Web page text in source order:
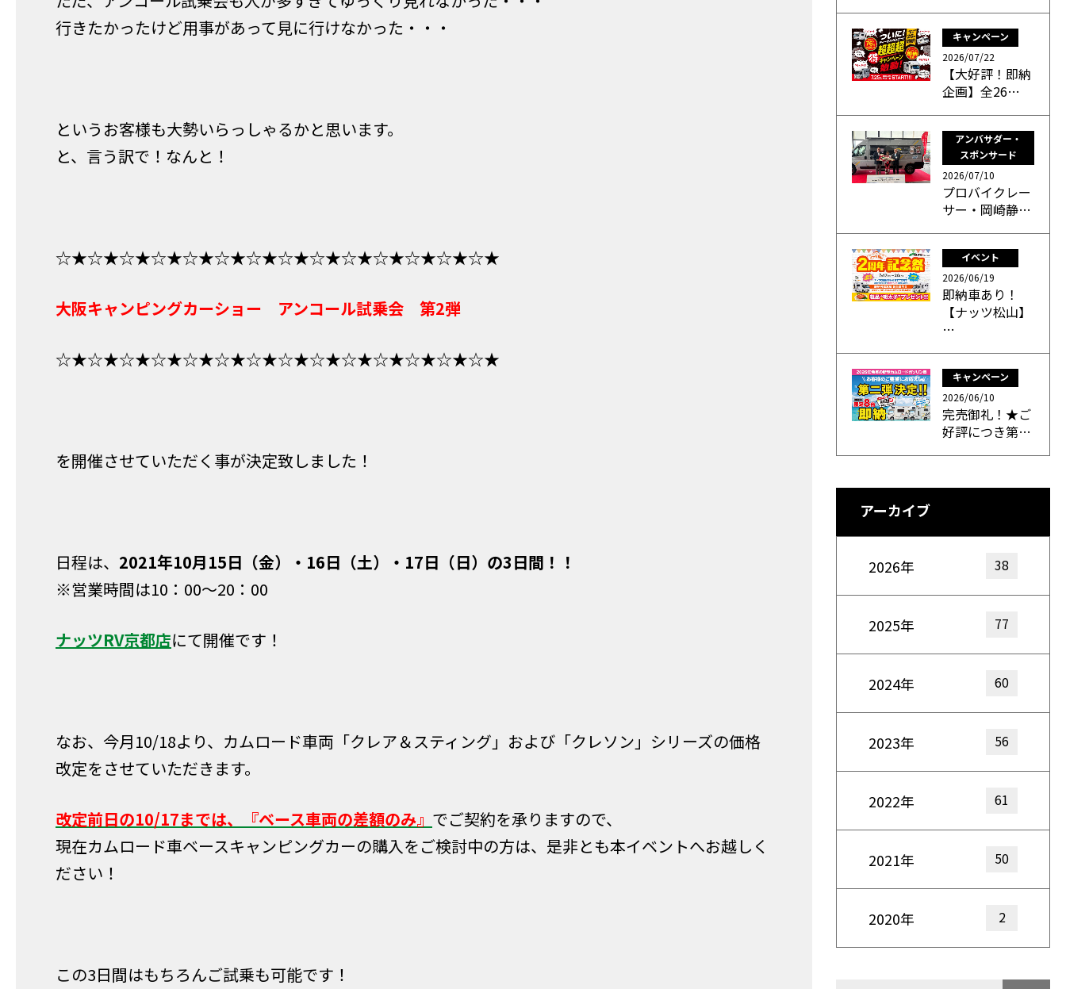
行きたかったけど用事があって見に行けなかった・・・
というお客様も大勢いらっしゃるかと思います。
と、言う訳で！なんと！
☆★☆★☆★☆★☆★☆★☆★☆★☆★☆★☆★☆★☆★☆★
大阪キャンピングカーショー アンコール試乗会 第2弾
☆★☆★☆★☆★☆★☆★☆★☆★☆★☆★☆★☆★☆★☆★
を開催させていただく事が決定致しました！
日程は、 2021年10月15日（金）・16日（土）・17日（日）の3日間！！
※営業時間は10：00～20：00
ナッツRV京都店にて開催です！
なお、今月10/18より、カムロード車両「クレア＆スティング」および「クレソン」シリーズの価格
改定をさせていただきます。
改定前日の10/17までは、『ベース車両の差額のみ』 でご契約を承りますので、
現在カムロード車ベースキャンピングカーの購入をご検討中の方は、是非とも本イベントへお越しく
ださい！
この3日間はもちろんご試乗も可能です！
キャンペーン
2026/07/22
【大好評！即納
企画】全26…
アンバサダー・
スポンサード
2026/07/10
プロバイクレー
サー・岡崎静…
イベント
2026/06/19
即納車あり！
【ナッツ松山】
…
キャンペーン
2026/06/10
完売御礼！★ご
好評につき第…
アーカイブ
2026年 38
2025年 77
2024年 60
2023年 56
2022年 61
2021年 50
2020年 2